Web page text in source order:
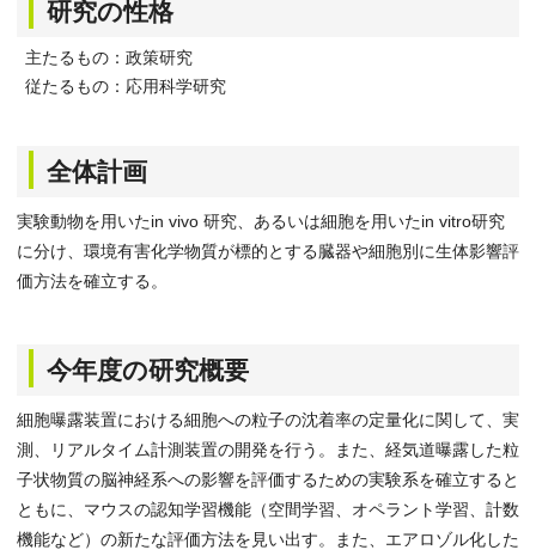
研究の性格
主たるもの：政策研究
従たるもの：応用科学研究
全体計画
実験動物を用いたin vivo 研究、あるいは細胞を用いたin vitro研究
に分け、環境有害化学物質が標的とする臓器や細胞別に生体影響評
価方法を確立する。
今年度の研究概要
細胞曝露装置における細胞への粒子の沈着率の定量化に関して、実
測、リアルタイム計測装置の開発を行う。また、経気道曝露した粒
子状物質の脳神経系への影響を評価するための実験系を確立すると
ともに、マウスの認知学習機能（空間学習、オペラント学習、計数
機能など）の新たな評価方法を見い出す。また、エアロゾル化した